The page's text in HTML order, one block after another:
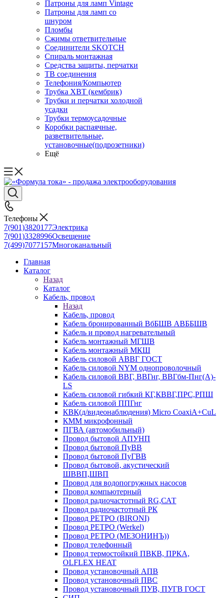
Патроны для ламп Vintage
Патроны для ламп со
шнуром
Пломбы
Сжимы ответвительные
Соединители SKOTCH
Спираль монтажная
Средства защиты, перчатки
ТВ соединения
Телефония/Компьютер
Трубка ХВТ (кембрик)
Трубки и перчатки холодной
усадки
Трубки термоусадочные
Коробки распаячные,
разветвительные,
установочные(подрозетники)
Ещё
Телефоны
7(901)3820177Электрика
7(901)3328996Освещение
7(499)7077157Многоканальный
Главная
Каталог
Назад
Каталог
Кабель, провод
Назад
Кабель, провод
Кабель бронированный ВбБШВ АВББШВ
Кабель и провод нагревательный
Кабель монтажный МГШВ
Кабель монтажный МКШ
Кабель силовой АВВГ ГОСТ
Кабель силовой NYM однопроволочный
Кабель силовой ВВГ, ВВГнг, ВВГбм-Пнг(А)-
LS
Кабель силовой гибкий КГ,КВВГ,ПРС,РПШ
Кабель силовой ППГнг
КВК(д/видеонаблюдения) Micro CoaxiA+CuL
КММ микрофонный
ПГВА (автомобильный)
Провод бытовой АПУНП
Провод бытовой ПуВВ
Провод бытовой ПуГВВ
Провод бытовой, акустический
ШВВП,ШВП
Провод для водопогружных насосов
Провод компьютерный
Провод радиочастотный RG,САТ
Провод радиочастотный РК
Провод РЕТРО (BIRONI)
Провод РЕТРО (Werkel)
Провод РЕТРО (МЕЗОНИНЪ))
Провод телефонный
Провод термостойкий ПВКВ, ПРКА,
OLFLEX HEAT
Провод установочный АПВ
Провод установочный ПВС
Провод установочный ПУВ, ПУГВ ГОСТ